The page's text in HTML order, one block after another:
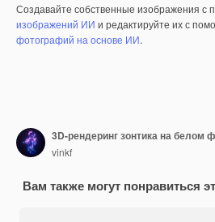
Создавайте собственные изображения с
изображений ИИ и редактируйте их с
фотографий на основе ИИ.
3D-рендеринг зонтика на белом
vinkf
Вам также могут понравиться